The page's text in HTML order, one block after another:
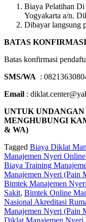
Biaya Pelatihan
Yogyakarta a/n.
Dibayar langsung
BATAS KONFIRMASI
Batas konfirmasi
SMS/WA :
Email :
UNTUK
MENGHUBUNGI
& WA)
Tagged Biaya Diklat
Manajemen Nyeri Online
Biaya Training
Manajemen Nyeri (Pain
Bimtek Manajemen
Sakit, Bimtek Online
Nasional Akreditasi
Manajemen Nyeri (Pain
Diklat Manajemen Nyeri